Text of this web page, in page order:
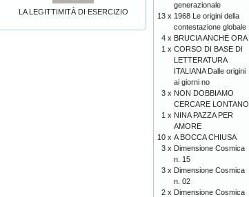
LA LEGITTIMITÀ DI ESERCIZIO
generazionale
13 x 1968 Le origini della
contestazione globale
4 x BRUCIA ANCHE ORA
1 x CORSO DI BASE DI
LETTERATURA
ITALIANA Dalle origini
ai giorni no
3 x NON DOBBIAMO
CERCARE LONTANO
1 x NINA PAZZA PER
AMORE
10 x A BOCCA CHIUSA
3 x Dimensione Cosmica
n. 15
3 x Dimensione Cosmica
n. 02
2 x Dimensione Cosmica